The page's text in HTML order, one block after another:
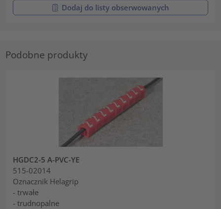
Dodaj do listy obserwowanych
Podobne produkty
HGDC2-5 A-PVC-YE
515-02014
Oznacznik Helagrip
- trwałe
- trudnopalne